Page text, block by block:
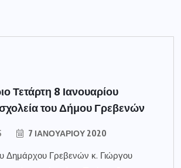
Τετάρτη 8 Ιανουαρίου
του Δήμου Γρεβενών
7 ΙΑΝΟΥΑΡΊΟΥ 2020
Δημάρχου Γρεβενών κ. Γιώργου